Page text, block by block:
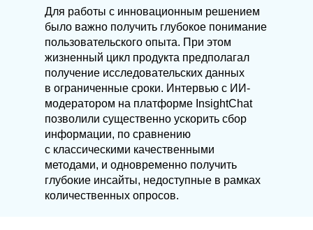
Для работы с инновационным решением
было важно получить глубокое понимание
пользовательского опыта. При этом
жизненный цикл продукта предполагал
получение исследовательских данных
в ограниченные сроки. Интервью с ИИ-
модератором на платформе InsightChat
позволили существенно ускорить сбор
информации, по сравнению
с классическими качественными
методами, и одновременно получить
глубокие инсайты, недоступные в рамках
количественных опросов.